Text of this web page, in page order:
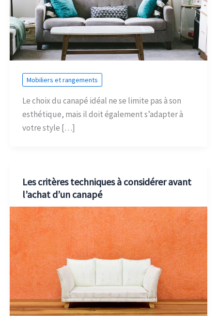
Mobiliers et rangements
Le choix du canapé idéal ne se limite pas à son
esthétique, mais il doit également s’adapter à
votre style […]
Les critères techniques à considérer avant
l’achat d’un canapé